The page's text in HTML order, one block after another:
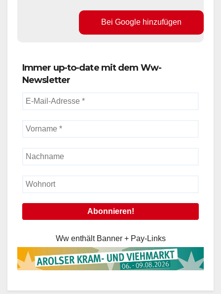
Bei Google hinzufügen
Immer up-to-date mit dem Ww-
Newsletter
Ww enthält Banner + Pay-Links